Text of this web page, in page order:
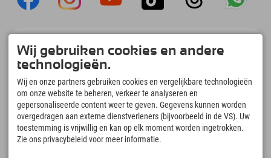
Upload je #ExplorerMoments, Mijn Explorer
To Go met een boekingsoverzicht, bucketlist,
restaurantoverzicht en nog veel meer.
Download nu!
Tijd voor ontdekkingsmomenten
166
Bergmeren en
4.634km
Wij gebruiken cookies en andere
technologieën.
Wij en onze partners gebruiken cookies en vergelijkbare technologieën
om onze website te beheren, verkeer te analyseren en
gepersonaliseerde content weer te geven. Gegevens kunnen worden
overgedragen aan externe dienstverleners (bijvoorbeeld in de VS). Uw
toestemming is vrijwillig en kan op elk moment worden ingetrokken.
Zie ons privacybeleid voor meer informatie.